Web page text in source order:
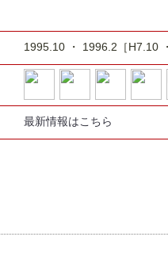
1995.10 ・ 1996.2［H7.10
最新情報はこちら